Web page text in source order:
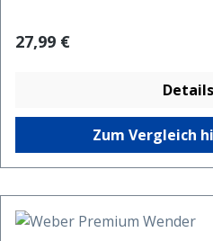
Regulärer Preis:
27,99 €
Details
Zum Vergleich